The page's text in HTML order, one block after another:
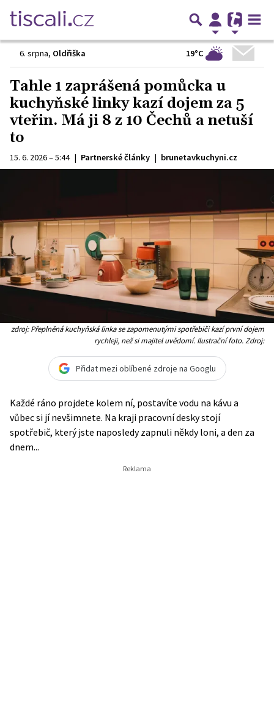
6. srpna, Oldřiška 19°C
Tahle 1 zaprášená pomůcka u
kuchyňské linky kazí dojem za 5
vteřin. Má ji 8 z 10 Čechů a netuší
to
15. 6. 2026 – 5:44 | Partnerské články | brunetavkuchyni.cz
zdroj: Přeplněná kuchyňská linka se zapomenutými spotřebiči kazí první dojem
rychleji, než si majitel uvědomí. Ilustrační foto. Zdroj:
Přidat mezi oblíbené zdroje na Googlu
Každé ráno projdete kolem ní, postavíte vodu na kávu a
vůbec si jí nevšimnete. Na kraji pracovní desky stojí
spotřebič, který jste naposledy zapnuli někdy loni, a den za
dnem...